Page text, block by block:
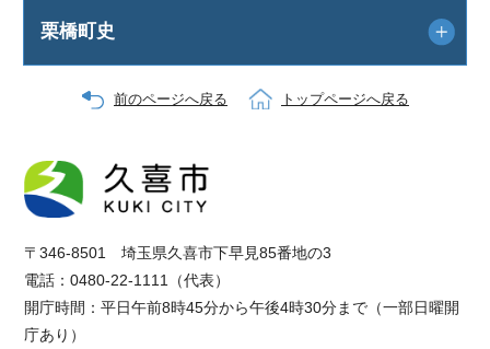
栗橋町史
前のページへ戻る トップページへ戻る
〒346-8501 埼玉県久喜市下早見85番地の3
電話：0480-22-1111（代表）
開庁時間：平日午前8時45分から午後4時30分まで（一部日曜開
庁あり）